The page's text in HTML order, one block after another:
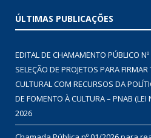
ÚLTIMAS PUBLICAÇÕES
EDITAL DE CHAMAMENTO PÚBLICO
SELEÇÃO DE PROJETOS PARA
CULTURAL COM RECURSOS DA
DE FOMENTO À CULTURA – PNAB (LEI
2026